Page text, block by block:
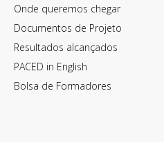
Onde queremos chegar
Documentos de Projeto
Resultados alcançados
PACED in English
Bolsa de Formadores